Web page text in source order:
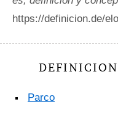
https://definicion.de/
Parco